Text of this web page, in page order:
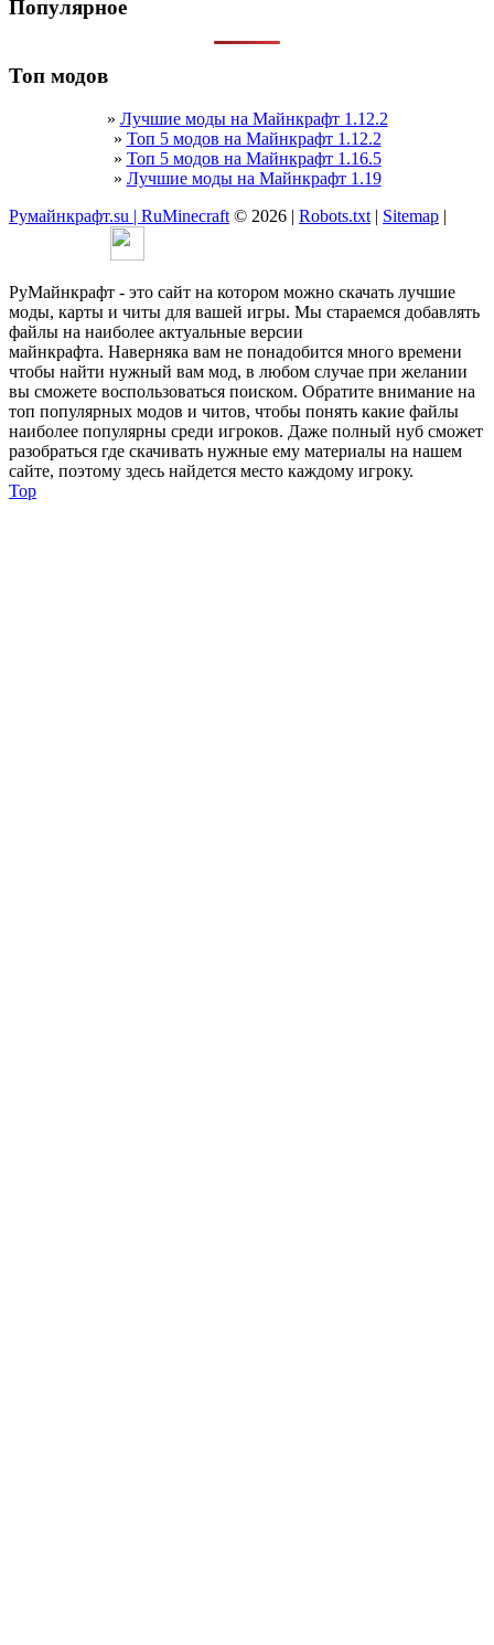
Популярное
Топ модов
» Лучшие моды на Майнкрафт 1.12.2
» Топ 5 модов на Майнкрафт 1.12.2
» Топ 5 модов на Майнкрафт 1.16.5
» Лучшие моды на Майнкрафт 1.19
Румайнкрафт.su | RuMinecraft © 2026 | Robots.txt | Sitemap |
РуМайнкрафт - это сайт на котором можно скачать лучшие
моды, карты и читы для вашей игры. Мы стараемся добавлять
файлы на наиболее актуальные версии
майнкрафта. Наверняка вам не понадобится много времени
чтобы найти нужный вам мод, в любом случае при желании
вы сможете воспользоваться поиском. Обратите внимание на
топ популярных модов и читов, чтобы понять какие файлы
наиболее популярны среди игроков. Даже полный нуб сможет
разобраться где скачивать нужные ему материалы на нашем
сайте, поэтому здесь найдется место каждому игроку.
Top